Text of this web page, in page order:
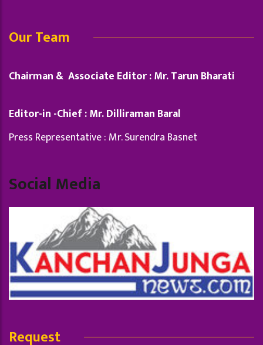
Our Team
Chairman & Associate Editor : Mr. Tarun Bharati
Editor-in -Chief : Mr. Dilliraman Baral
Press Representative : Mr. Surendra Basnet
Social Media
Request